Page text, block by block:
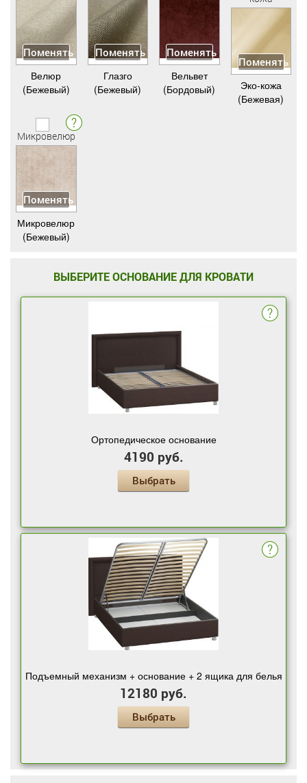
Поменять
Велюр
(Бежевый)
Поменять
Глазго
(Бежевый)
Поменять
Вельвет
(Бордовый)
Поменять
Эко-кожа
(Бежевая)
Микровелюр
Поменять
Микровелюр
(Бежевый)
ВЫБЕРИТЕ ОСНОВАНИЕ ДЛЯ КРОВАТИ
Ортопедическое основание
4190 руб.
Выбрать
Подъемный механизм + основание + 2 ящика для белья
12180 руб.
Выбрать